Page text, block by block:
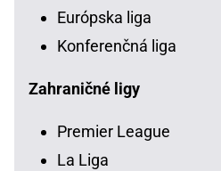
Európska liga
Konferenčná liga
Zahraničné ligy
Premier League
La Liga